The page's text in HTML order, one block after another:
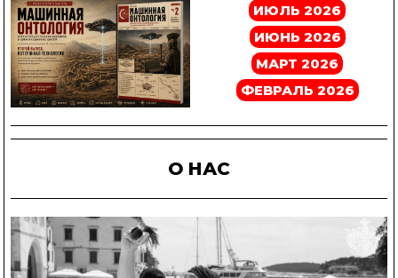
ИЮЛЬ 2026
ИЮНЬ 2026
МАРТ 2026
ФЕВРАЛЬ 2026
О НАС